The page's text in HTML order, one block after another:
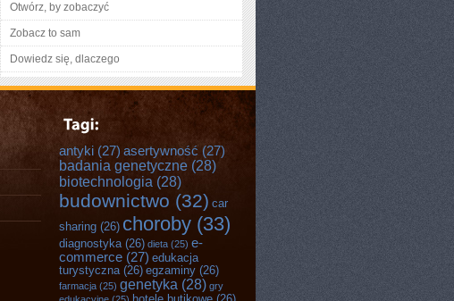
Otwórz, by zobaczyć
Zobacz to sam
Dowiedz się, dlaczego
antyki (27) asertywność (27)
badania genetyczne (28)
biotechnologia (28)
budownictwo (32) car
sharing (26) choroby (33)
diagnostyka(26) dieta (25) e-
commerce (27) edukacja
turystyczna(26) egzaminy (26)
farmacja (25) genetyka (28) gry